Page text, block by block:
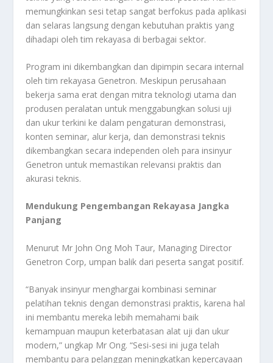
memungkinkan sesi tetap sangat berfokus pada aplikasi
dan selaras langsung dengan kebutuhan praktis yang
dihadapi oleh tim rekayasa di berbagai sektor.
Program ini dikembangkan dan dipimpin secara internal
oleh tim rekayasa Genetron. Meskipun perusahaan
bekerja sama erat dengan mitra teknologi utama dan
produsen peralatan untuk menggabungkan solusi uji
dan ukur terkini ke dalam pengaturan demonstrasi,
konten seminar, alur kerja, dan demonstrasi teknis
dikembangkan secara independen oleh para insinyur
Genetron untuk memastikan relevansi praktis dan
akurasi teknis.
Mendukung Pengembangan Rekayasa Jangka
Panjang
Menurut Mr John Ong Moh Taur, Managing Director
Genetron Corp, umpan balik dari peserta sangat positif.
“Banyak insinyur menghargai kombinasi seminar
pelatihan teknis dengan demonstrasi praktis, karena hal
ini membantu mereka lebih memahami baik
kemampuan maupun keterbatasan alat uji dan ukur
modern,” ungkap Mr Ong. “Sesi-sesi ini juga telah
membantu para pelanggan meningkatkan kepercayaan